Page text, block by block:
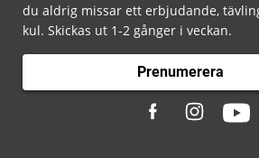
du aldrig missar ett erbjudande,
kul. Skickas ut 1-2 gånger i veckan.
Prenumerera